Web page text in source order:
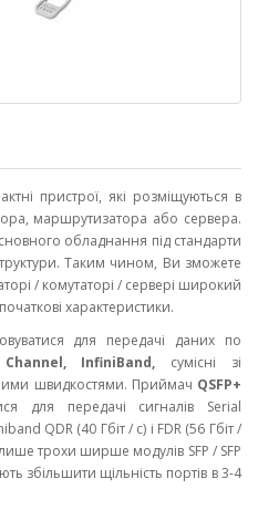
пристрої, які розміщуються в
маршрутизатора або сервера.
обладнання під стандарти
Таким чином, Ви зможете
/ комутаторі / сервері широкий
характеристики.
для передачі даних по
InfiniBand, сумісні зі
швидкостями. Приймач QSFP+
для передачі сигналів Serial
QDR (40 Гбіт / с) і FDR (56 Гбіт /
трохи ширше модулів SFP / SFP
збільшити щільність портів в 3-4